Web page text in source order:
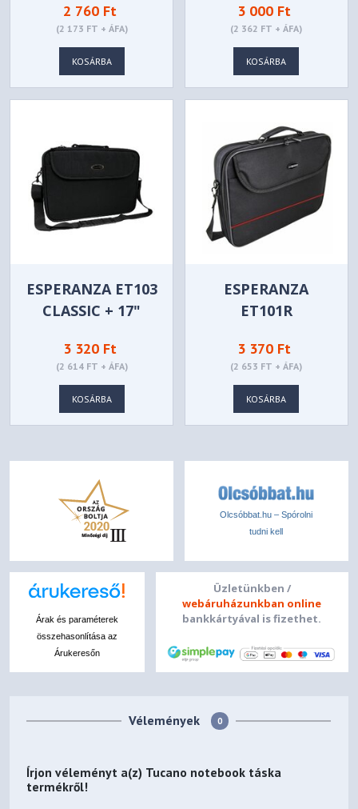
15,6" BLACK
2 760 Ft
(2 173 FT + ÁFA)
KOSÁRBA
LIGHT BLUE -
ZJB4145GL
3 000 Ft
(2 362 FT + ÁFA)
KOSÁRBA
ESPERANZA ET103
CLASSIC + 17"
3 320 Ft
(2 614 FT + ÁFA)
KOSÁRBA
ESPERANZA
ET101R
15,6" BLACK
3 370 Ft
(2 653 FT + ÁFA)
KOSÁRBA
Olcsóbbat.hu – Spórolni
tudni kell
Árak és paraméterek
összehasonlítása az
Árukeresőn
Üzletünkben /
webáruházunkban online
bankkártyával is fizethet.
Vélemények 0
Írjon véleményt a(z) Tucano notebook táska
termékről!